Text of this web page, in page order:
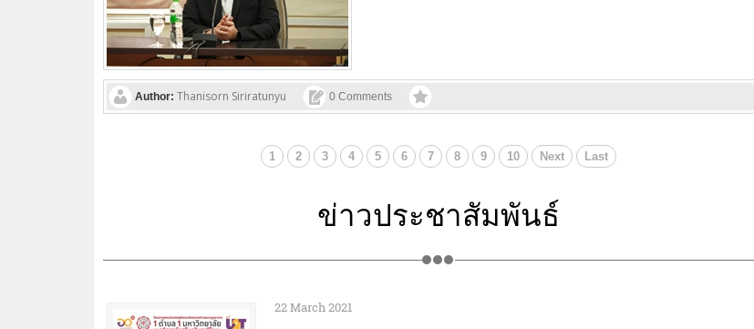
Author: Thanisorn Siriratunyu 0 Comments
1 2 3 4 5 6 7 8 9 10 Next Last
ข่าวประชาสัมพันธ์
22 March 2021